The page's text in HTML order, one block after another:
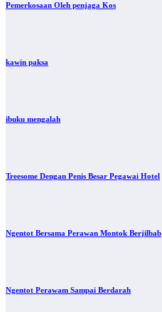
Pemerkosaan Oleh penjaga Kos
kawin paksa
ibuku mengalah
Treesome Dengan Penis Besar Pegawai Hotel
Ngentot Bersama Perawan Montok Berjilbab
Ngentot Perawam Sampai Berdarah